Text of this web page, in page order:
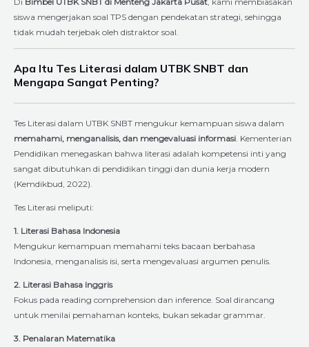
siswa mengerjakan soal TPS dengan pendekatan strategi, sehingga
tidak mudah terjebak oleh distraktor soal.
Apa Itu Tes Literasi dalam UTBK SNBT dan
Mengapa Sangat Penting?
Tes Literasi dalam UTBK SNBT mengukur kemampuan siswa dalam
memahami, menganalisis, dan mengevaluasi informasi . Kementerian
Pendidikan menegaskan bahwa literasi adalah kompetensi inti yang
sangat dibutuhkan di pendidikan tinggi dan dunia kerja modern
(Kemdikbud, 2022).
Tes Literasi meliputi:
1. Literasi Bahasa Indonesia
Mengukur kemampuan memahami teks bacaan berbahasa
Indonesia, menganalisis isi, serta mengevaluasi argumen penulis.
2. Literasi Bahasa Inggris
Fokus pada reading comprehension dan inference. Soal dirancang
untuk menilai pemahaman konteks, bukan sekadar grammar.
3. Penalaran Matematika